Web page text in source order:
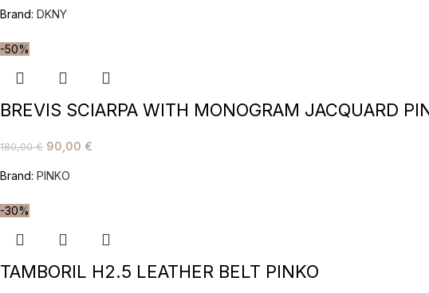
Brand: DKNY
-50%
BREVIS SCIARPA WITH MONOGRAM JACQUARD
180,00€ 90,00 €
Brand: PINKO
-30%
TAMBORIL H2.5 LEATHER BELT PINKO